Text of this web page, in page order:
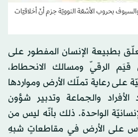
بحروب الأشعّة النوويّة جزم أنّ أخلاقيّات
بطبيعة الإنسان المفطور على
قيَم الرقيّ ومسالك الانحطاط،
على رعاية تملّك الأرض ومواردها
والجماعة وتدبير شؤون
الواحدة. ذلك بأنّه ليس من
على الأرض في مقاطعاتٍ شبهِ